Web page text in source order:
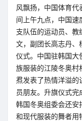
风飘扬，中国体育
间上午九点，中国
支队伍的运动员、
文，副团长高志丹、
仪式。中国驻韩国大
族服装的江陵冬奥村
焄发表了热情洋溢的
员朋友。升旗仪式完
韩国冬奥组委会还安
和现代服装的舞者用